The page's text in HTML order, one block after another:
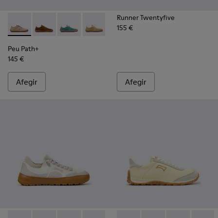
Peu Path+ - K201943-006 - Sabatilles esportives de
Peu Path+ - K201943-005
Peu Path+ - K201943-002
Peu Path+ - K201943-001
Peu Path+
145 €
Afegir
Runner Twentyfive
155 €
Afegir